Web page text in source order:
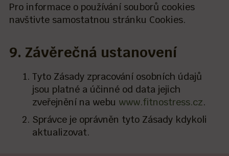
Pro informace o používání souborů cookies
navštivte samostatnou stránku Cookies.
9. Závěrečná ustanovení
Tyto Zásady zpracování osobních údajů
jsou platné a účinné od data jejich
zveřejnění na webu www.fitnostress.cz.
Správce je oprávněn tyto Zásady kdykoli
aktualizovat.